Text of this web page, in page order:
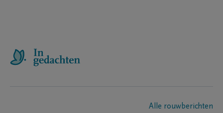
Alle rouwberichten